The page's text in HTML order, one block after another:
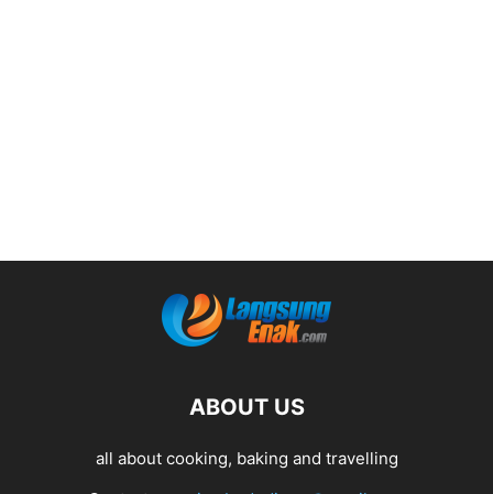
ABOUT US
all about cooking, baking and travelling